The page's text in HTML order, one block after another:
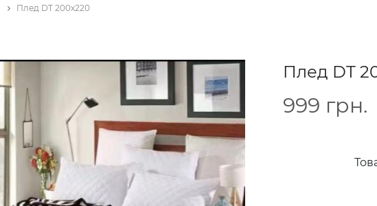
Плед DT 200x220
Плед DT
999 грн.